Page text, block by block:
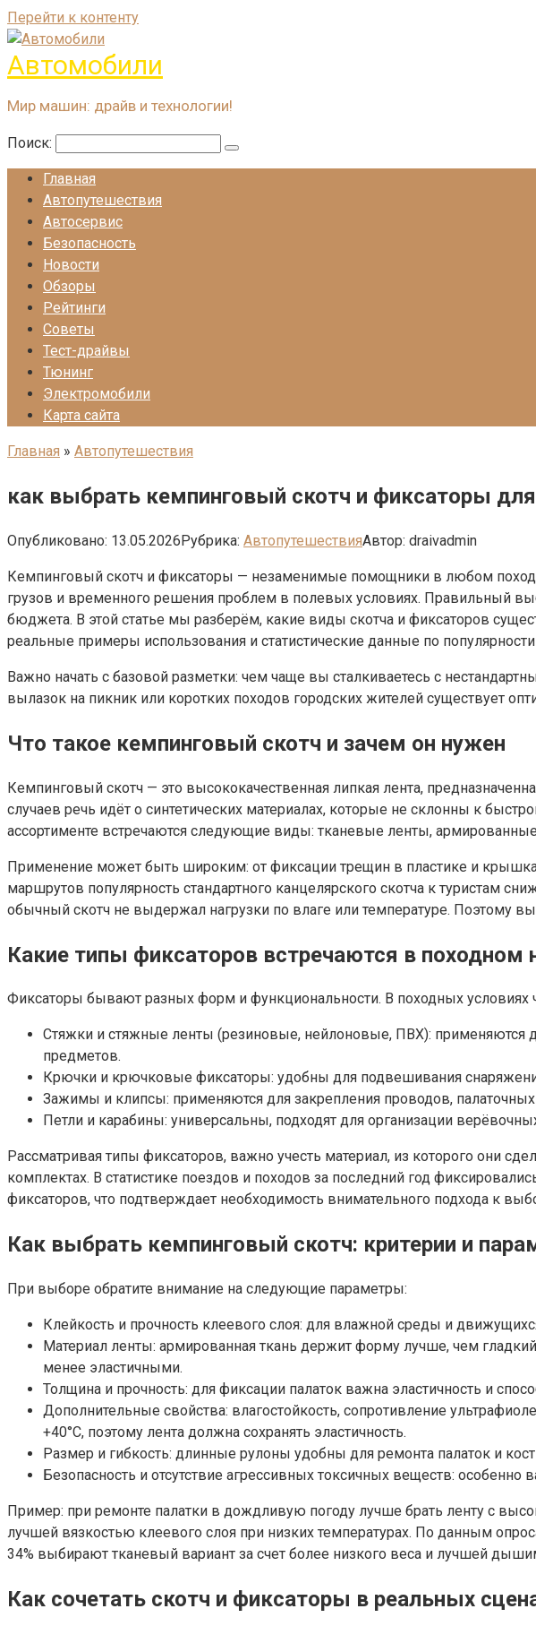
Перейти к контенту
Автомобили
Мир машин: драйв и технологии!
Поиск:
Главная
Автопутешествия
Автосервис
Безопасность
Новости
Обзоры
Рейтинги
Советы
Тест-драйвы
Тюнинг
Электромобили
Карта сайта
Главная » Автопутешествия
как выбрать кемпинговый скотч и фиксаторы
Опубликовано: 13.05.2026Рубрика: АвтопутешествияАвтор: draivadmin
Кемпинговый скотч и фиксаторы — незаменимые помощники в любом
грузов и временного решения проблем в полевых условиях. Правильный
бюджета. В этой статье мы разберём, какие виды скотча и фиксаторов
реальные примеры использования и статистические данные по популярности
Важно начать с базовой разметки: чем чаще вы сталкиваетесь с
вылазок на пикник или коротких походов городских жителей существует
Что такое кемпинговый скотч и зачем он нужен
Кемпинговый скотч — это высококачественная липкая лента,
случаев речь идёт о синтетических материалах, которые не склонны к
ассортименте встречаются следующие виды: тканевые ленты,
Применение может быть широким: от фиксации трещин в пластике и
маршрутов популярность стандартного канцелярского скотча к туристам
обычный скотч не выдержал нагрузки по влаге или температуре. Поэтому
Какие типы фиксаторов встречаются в походном
Фиксаторы бывают разных форм и функциональности. В походных условиях
Стяжки и стяжные ленты (резиновые, нейлоновые, ПВХ): применяются
предметов.
Крючки и крючковые фиксаторы: удобны для подвешивания
Зажимы и клипсы: применяются для закрепления проводов, палаточных
Петли и карабины: универсальны, подходят для организации
Рассматривая типы фиксаторов, важно учесть материал, из которого они
комплектах. В статистике поездов и походов за последний год
фиксаторов, что подтверждает необходимость внимательного подхода к
Как выбрать кемпинговый скотч: критерии и
При выборе обратите внимание на следующие параметры:
Клейкость и прочность клеевого слоя: для влажной среды и
Материал ленты: армированная ткань держит форму лучше, чем
менее эластичными.
Толщина и прочность: для фиксации палаток важна эластичность и
Дополнительные свойства: влагостойкость, сопротивление
+40°C, поэтому лента должна сохранять эластичность.
Размер и гибкость: длинные рулоны удобны для ремонта палаток и
Безопасность и отсутствие агрессивных токсичных веществ:
Пример: при ремонте палатки в дождливую погоду лучше брать ленту с
лучшей вязкостью клеевого слоя при низких температурах. По данным
34% выбирают тканевый вариант за счет более низкого веса и лучшей
Как сочетать скотч и фиксаторы в реальных